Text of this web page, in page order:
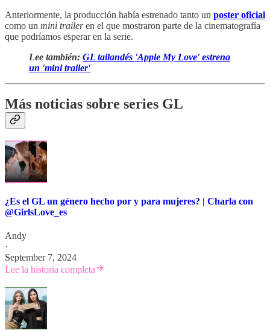
Anteriormente, la producción había estrenado tanto un poster oficial
como un mini traileren el que mostraron parte de la cinematografía
que podríamos esperar en la serie.
Lee también: GL tailandés 'Apple My Love' estrena
un 'mini trailer'
Más noticias sobre series GL
¿Es el GL un género hecho por y para mujeres? | Charla con
@GirlsLove_es
Andy
·
September 7, 2024
Lee la historia completa